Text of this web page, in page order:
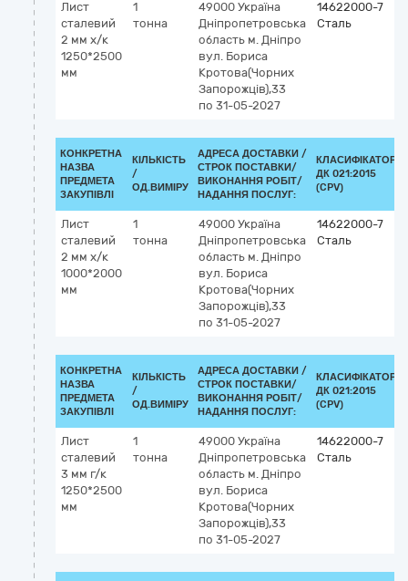
Лист
сталевий
2 мм х/к
1250*2500
мм
1
тонна
49000 Україна
Дніпропетровська
область м. Дніпро
вул. Бориса
Кротова(Чорних
Запорожців),33
по 31-05-2027
14622000-7
Сталь
КОНКРЕТНА
НАЗВА
ПРЕДМЕТА
ЗАКУПІВЛІ
КІЛЬКІСТЬ
/
ОД.ВИМІРУ
АДРЕСА ДОСТАВКИ /
СТРОК ПОСТАВКИ/
ВИКОНАННЯ РОБІТ/
НАДАННЯ ПОСЛУГ:
КЛАСИФІКАТОР
ДК 021:2015
(CPV)
Лист
сталевий
2 мм х/к
1000*2000
мм
1
тонна
49000 Україна
Дніпропетровська
область м. Дніпро
вул. Бориса
Кротова(Чорних
Запорожців),33
по 31-05-2027
14622000-7
Сталь
КОНКРЕТНА
НАЗВА
ПРЕДМЕТА
ЗАКУПІВЛІ
КІЛЬКІСТЬ
/
ОД.ВИМІРУ
АДРЕСА ДОСТАВКИ /
СТРОК ПОСТАВКИ/
ВИКОНАННЯ РОБІТ/
НАДАННЯ ПОСЛУГ:
КЛАСИФІКАТОР
ДК 021:2015
(CPV)
Лист
сталевий
3 мм г/к
1250*2500
мм
1
тонна
49000 Україна
Дніпропетровська
область м. Дніпро
вул. Бориса
Кротова(Чорних
Запорожців),33
по 31-05-2027
14622000-7
Сталь